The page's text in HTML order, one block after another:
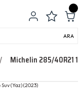
ARA
Michelin 285/40R21